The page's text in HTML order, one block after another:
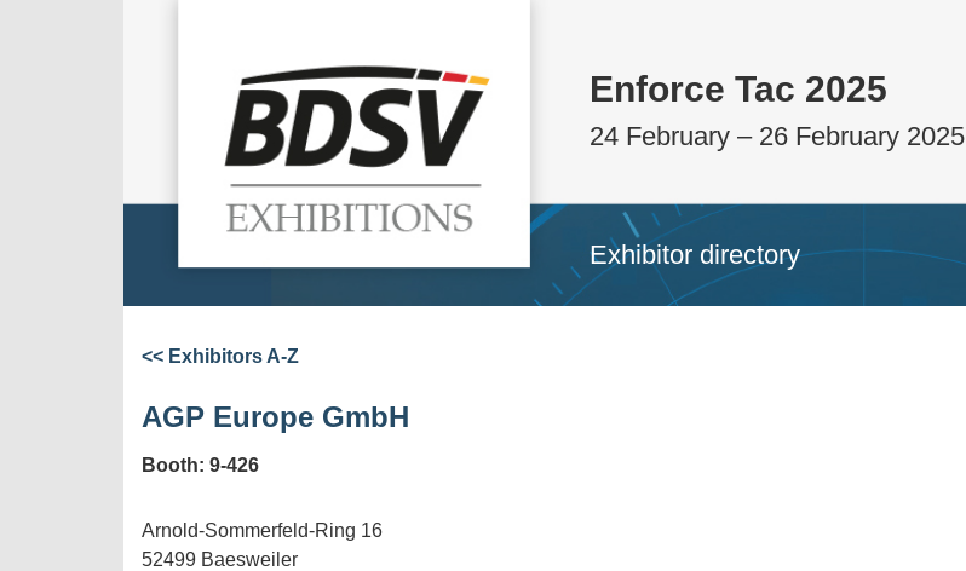
Enforce Tac 2025
24 February – 26 February 2025
Exhibitor directory
<< Exhibitors A-Z
AGP Europe GmbH
Booth: 9-426
Arnold-Sommerfeld-Ring 16
52499 Baesweiler